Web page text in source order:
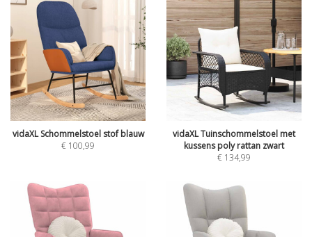
vidaXL Schommelstoel stof blauw
€ 100,99
vidaXL Tuinschommelstoel met
kussens poly rattan zwart
€ 134,99